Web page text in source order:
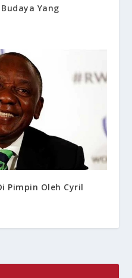
Yang
Pimpin Oleh Cyril